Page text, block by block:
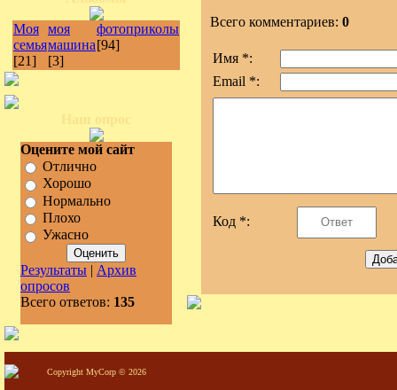
Моя
семья
[21]
моя
машина
[3]
фотоприколы
[94]
Оцените мой сайт
Отлично
Хорошо
Нормально
Плохо
Ужасно
Результаты | Архив
опросов
Всего ответов: 135
Всего комментариев: 0
Имя *:
Email *:
Код *:
Copyright MyCorp © 2026